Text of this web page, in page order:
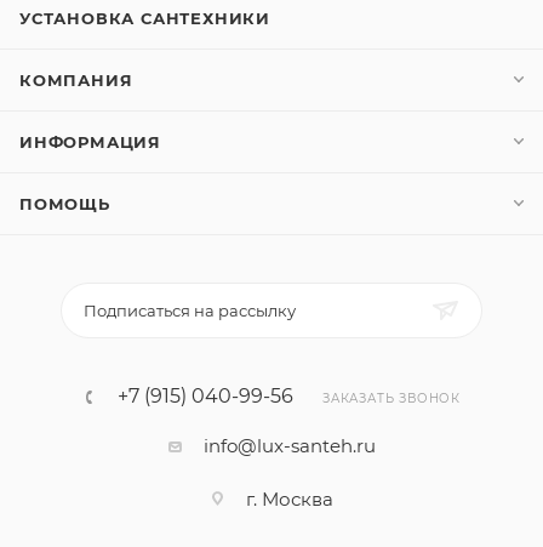
УСТАНОВКА САНТЕХНИКИ
КОМПАНИЯ
ИНФОРМАЦИЯ
ПОМОЩЬ
Подписаться на рассылку
+7 (915) 040-99-56 ЗАКАЗАТЬ ЗВОНОК
info@lux-santeh.ru
г. Москва